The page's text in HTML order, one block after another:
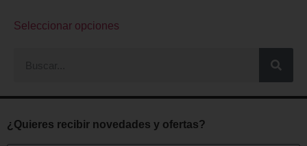
Seleccionar opciones
¿Quieres recibir novedades y ofertas?